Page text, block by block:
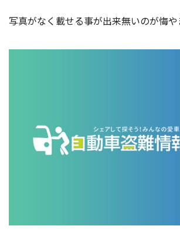
写真がなく載せる事が出来無いのが悔や